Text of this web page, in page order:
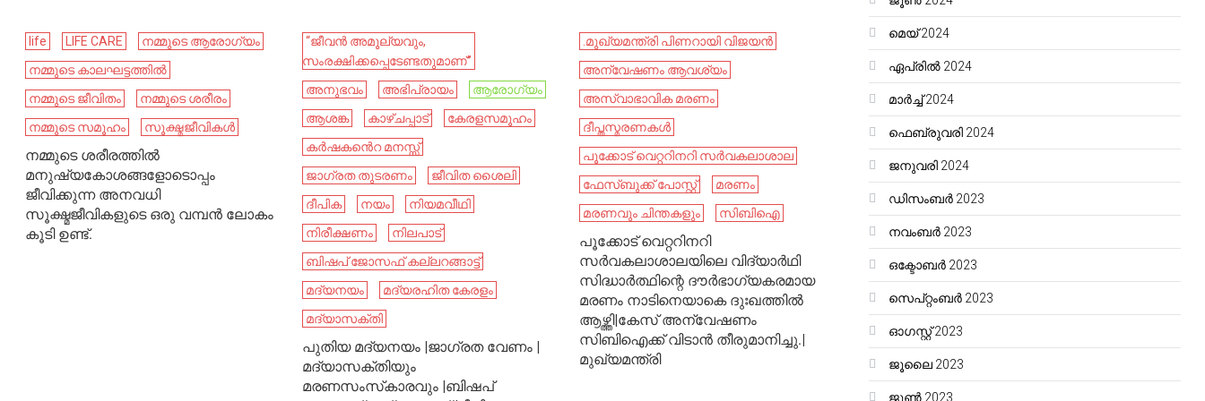
life LIFE CARE
നമ്മുടെ ആരോഗ്യം
നമ്മുടെ കാലഘട്ടത്തിൽ
നമ്മുടെ ജീവിതം
നമ്മുടെ ശരീരം
നമ്മുടെ സമൂഹം
സൂക്ഷ്മജീവികൾ
നമ്മുടെ ശരീരത്തിൽ
മനുഷ്യകോശങ്ങളോടൊപ്പം
ജീവിക്കുന്ന അനവധി
സൂക്ഷ്മജീവികളുടെ ഒരു വമ്പൻ ലോകം
കൂടി ഉണ്ട്.
“ജീവന്‍ അമൂല്യവും,
സംരക്ഷിക്കപ്പെടേണ്ടതുമാണ്”
അനുഭവം
അഭിപ്രായം
ആരോഗ്യം
ആശങ്ക
കാഴ്ചപ്പാട്
കേരളസമൂഹം
കർഷകൻെറ മനസ്സ്
ജാഗ്രത തുടരണം
ജീവിത ശൈലി
ദീപിക
നയം
നിയമവീഥി
നിരീക്ഷണം
നിലപാട്
ബിഷപ് ജോസഫ് കല്ലറങ്ങാട്ട്
മദ്യനയം
മദ്യരഹിത കേരളം
മദ്യാസക്തി
പുതിയ മദ്യനയം |ജാഗ്രത വേണം |
മദ്യാസക്തിയും
മരണസംസ്‌കാരവും |ബിഷപ്
.മുഖ്യമന്ത്രി പിണറായി വിജയൻ
അന്വേഷണം ആവശ്യം
അസ്വാഭാവിക മരണം
ദീപ്തസ്മരണകള്‍
പൂക്കോട് വെറ്ററിനറി സർവകലാശാല
ഫേസ്ബുക്ക് പോസ്റ്റ്
മരണം
മരണവും ചിന്തകളും
സിബിഐ
പൂക്കോട് വെറ്ററിനറി
സർവകലാശാലയിലെ വിദ്യാർഥി
സിദ്ധാർത്ഥിന്റെ ദൗർഭാഗ്യകരമായ
മരണം നാടിനെയാകെ ദുഃഖത്തിൽ
ആഴ്ത്തി|കേസ് അന്വേഷണം
സിബിഐക്ക് വിടാൻ തീരുമാനിച്ചു.|
മുഖ്യമന്ത്രി
മെയ്‌ 2024
ഏപ്രിൽ 2024
മാർച്ച്‌ 2024
ഫെബ്രുവരി 2024
ജനുവരി 2024
ഡിസംബർ 2023
നവംബർ 2023
ഒക്ടോബർ 2023
സെപ്റ്റംബർ 2023
ഓഗസ്റ്റ്‌ 2023
ജൂലൈ 2023
ജൂൺ 2023